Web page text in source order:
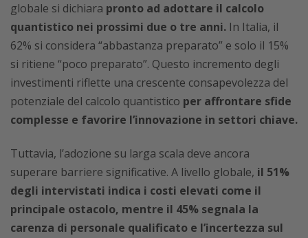
globale si dichiara pronto ad adottare il calcolo
quantistico nei prossimi due o tre anni. In Italia, il
62% si considera “abbastanza preparato” e solo il 15%
si ritiene “poco preparato”. Questo incremento degli
investimenti riflette una crescente consapevolezza del
potenziale del calcolo quantistico per affrontare sfide
complesse e favorire l’innovazione in settori chiave.
Tuttavia, l’adozione su larga scala deve ancora
superare barriere significative. A livello globale, il 51%
degli intervistati indica i costi elevati come il
principale ostacolo, mentre il 45% segnala la
carenza di personale qualificato e l’incertezza sul